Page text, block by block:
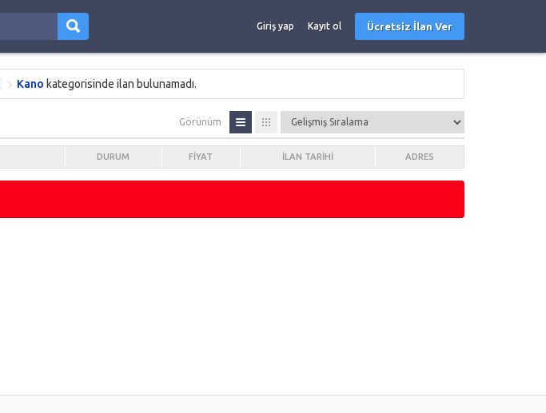
Giriş yap Kayıt ol Ücretsiz İlan Ver
Kano kategorisinde ilan bulunamadı.
Görünüm
DURUM FIYAT İLAN TARIHI ADRES